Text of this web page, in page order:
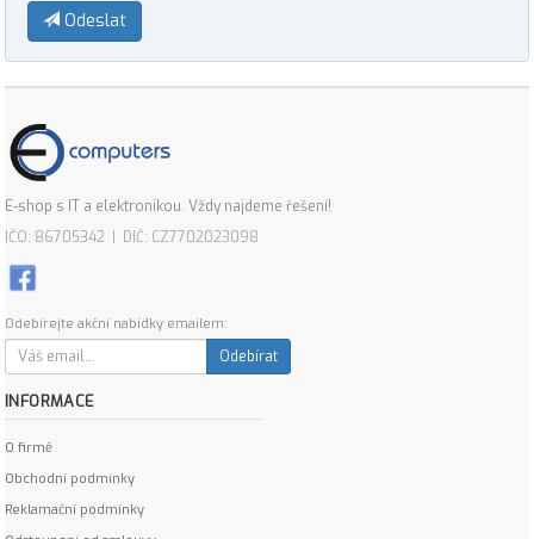
Odeslat
E-shop s IT a elektronikou. Vždy najdeme řešení!
IČO: 86705342 | DIČ: CZ7702023098
Odebírejte akční nabídky emailem:
Odebírat
INFORMACE
O firmě
Obchodní podmínky
Reklamační podmínky